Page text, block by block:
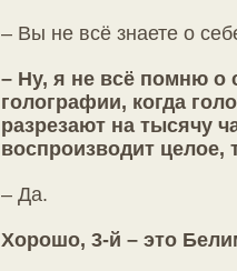
– Вы не всё знаете о
– Ну, я не всё помню о
голографии, когда
разрезают на тысячу
воспроизводит целое,
– Да.
Хорошо, 3-й – это